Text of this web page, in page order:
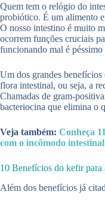
Quem tem o relógio do
probiótico. É um alimento
O nosso intestino é muito
ocorrem funções cruciais
funcionando mal é péssimo
Um dos grandes
flora intestinal, ou seja, a
Chamadas de gram-
bacteriocina que elimina o
Veja também: Conheça
com o incômodo intestinal
10 Benefícios do kefir para
Além dos benefícios já